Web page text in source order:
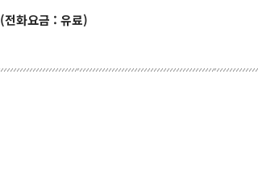
(전화요금 : 유료)